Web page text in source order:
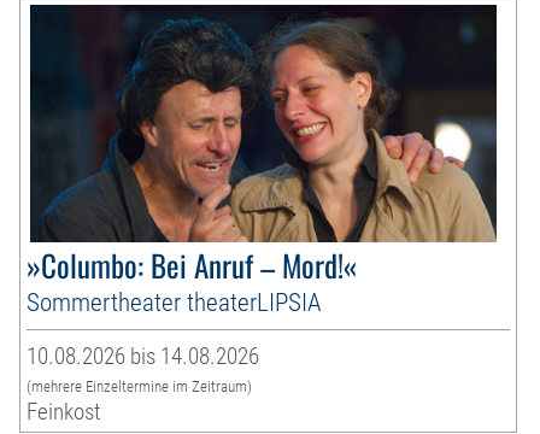
»Columbo: Bei Anruf – Mord!«
Sommertheater theaterLIPSIA
10.08.2026 bis 14.08.2026
(mehrere Einzeltermine im Zeitraum)
Feinkost